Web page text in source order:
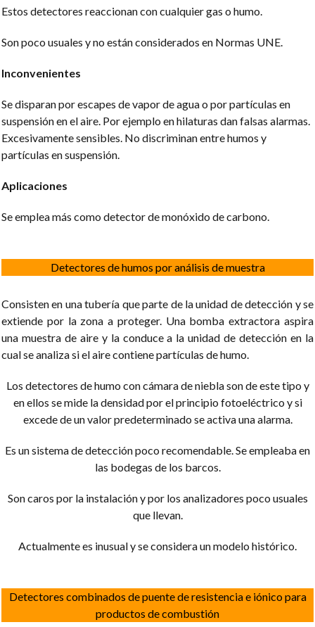
Estos detectores reaccionan con cualquier gas o humo.
Son poco usuales y no están considerados en Normas UNE.
Inconvenientes
Se disparan por escapes de vapor de agua o por partículas en
suspensión en el aire. Por ejemplo en hilaturas dan falsas alarmas.
Excesivamente sensibles. No discriminan entre humos y
partículas en suspensión.
Aplicaciones
Se emplea más como detector de monóxido de carbono.
Detectores de humos por análisis de muestra
Consisten en una tubería que parte de la unidad de detección y se
extiende por la zona a proteger. Una bomba extractora aspira
una muestra de aire y la conduce a la unidad de detección en la
cual se analiza si el aire contiene partículas de humo.
Los detectores de humo con cámara de niebla son de este tipo y
en ellos se mide la densidad por el principio fotoeléctrico y si
excede de un valor predeterminado se activa una alarma.
Es un sistema de detección poco recomendable. Se empleaba en
las bodegas de los barcos.
Son caros por la instalación y por los analizadores poco usuales
que llevan.
Actualmente es inusual y se considera un modelo histórico.
Detectores combinados de puente de resistencia e iónico para
productos de combustión